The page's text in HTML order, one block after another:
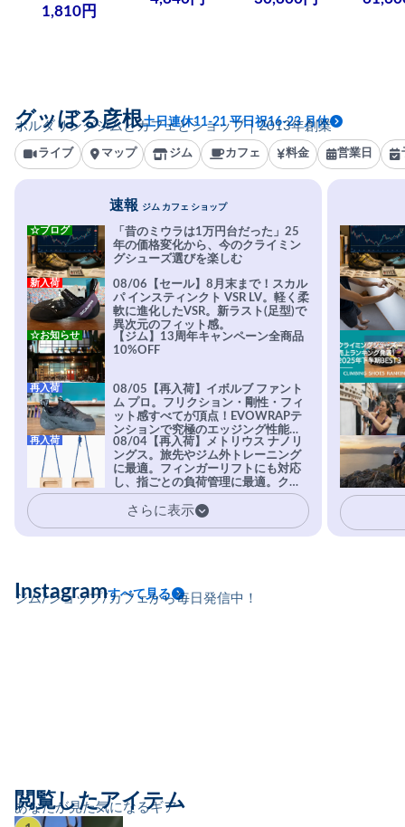
1,810円
ボルダリングジムとカフェとショップ｜2013年創業
グッぼる彦根土日連休11-21 平日祝16-23 月休
ライブ マップ ジム カフェ 料金 営業日
速報 ジム カフェ ショップ
「昔のミウラは1万円台だった」25
年の価格変化から、今のクライミン
グシューズ選びを楽しむ
☆ブログ
08/06【セール】8月末まで！スカル
パ インスティンクト VSR LV。軽く柔
軟に進化したVSR。新ラスト(足型)で
異次元のフィット感。
新入荷
【ジム】13周年キャンペーン全商品
10%OFF
☆お知らせ
08/05【再入荷】イボルブ ファント
ム プロ。フリクション・剛性・フィ
ット感すべてが頂点！EVOWRAPテ
ンションで究極のエッジング性能を
実現。進化系ラバーEvo-74はTRAX
を凌駕する粘着力で極小ホールドに
安心感。
再入荷
08/04【再入荷】メトリウス ナノリ
ングス。旅先やジム外トレーニング
に最適。フィンガーリフトにも対応
し、指ごとの負荷管理に最適。クラ
イマーの指を本気で鍛えるギア。
再入荷
さらに表示
ジム/ショップ/カフェから毎日発信中！
Instagramすべて見る
あなたが見た気になるギア
閲覧したアイテム